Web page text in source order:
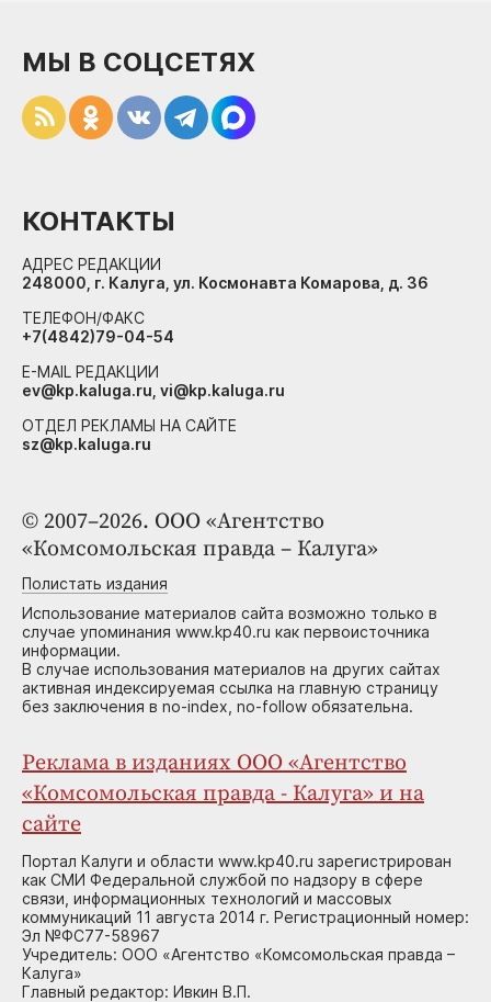
© 2007–2026. ООО «Агентство
«Комсомольская правда – Калуга»
Полистать издания
Использование материалов сайта возможно только в
случае упоминания www.kp40.ru как первоисточника
информации.
В случае использования материалов на других сайтах
активная индексируемая ссылка на главную страницу
без заключения в no-index, no-follow обязательна.
Реклама в изданиях ООО «Агентство
«Комсомольская правда - Калуга» и на
сайте
Портал Калуги и области www.kp40.ru зарегистрирован
как СМИ Федеральной службой по надзору в сфере
связи, информационных технологий и массовых
коммуникаций 11 августа 2014 г. Регистрационный номер:
Эл №ФС77-58967
Учредитель: ООО «Агентство «Комсомольская правда –
Калуга»
Главный редактор: Ивкин В.П.
МЫ В СОЦСЕТЯХ
КОНТАКТЫ
АДРЕС РЕДАКЦИИ
248000, г. Калуга, ул. Космонавта Комарова, д. 36
ТЕЛЕФОН/ФАКС
+7(4842)79-04-54
E-MAIL РЕДАКЦИИ
ev@kp.kaluga.ru, vi@kp.kaluga.ru
ОТДЕЛ РЕКЛАМЫ НА САЙТЕ
sz@kp.kaluga.ru